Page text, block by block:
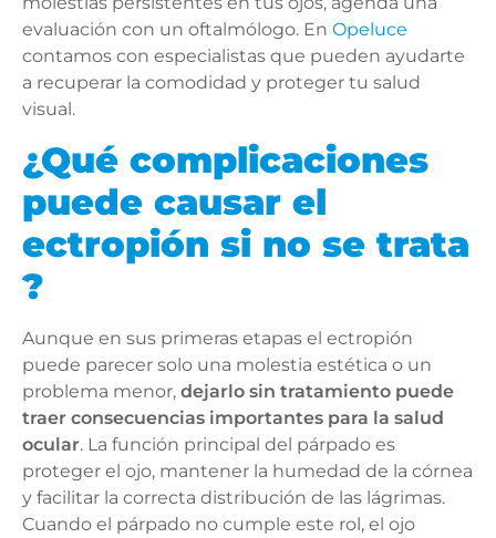
evaluación con un oftalmólogo. En Opeluce
contamos con especialistas que pueden ayudarte
a recuperar la comodidad y proteger tu salud
visual.
¿Qué complicaciones
puede causar el
ectropión si no se trata
?
Aunque en sus primeras etapas el ectropión
puede parecer solo una molestia estética o un
problema menor, dejarlo sin tratamiento puede
traer consecuencias importantes para la salud
ocular. La función principal del párpado es
proteger el ojo, mantener la humedad de la córnea
y facilitar la correcta distribución de las lágrimas.
Cuando el párpado no cumple este rol, el ojo